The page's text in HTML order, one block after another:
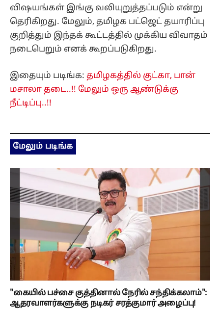
விஷயங்கள் இங்கு வலியுறுத்தப்படும் என்று
தெரிகிறது. மேலும், தமிழக பட்ஜெட் தயாரிப்பு
குறித்தும் இந்தக் கூட்டத்தில் முக்கிய விவாதம்
நடைபெறும் எனக் கூறப்படுகிறது.
இதையும் படிங்க: தமிழகத்தில் குட்கா, பான்
மசாலா தடை..!! மேலும் ஒரு ஆண்டுக்கு
நீட்டிப்பு..!!
மேலும் படிங்க
"கையில் பச்சை குத்தினால் நேரில் சந்திக்கலாம்":
ஆதரவாளர்களுக்கு நடிகர் சரத்குமார் அழைப்பு!